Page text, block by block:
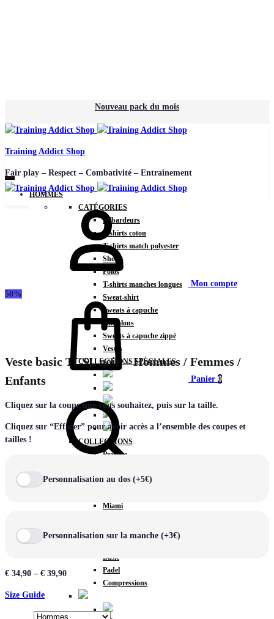
Nouveau pack du mois
Training Addict Shop
Fair play – Respect – Combativité – Entrainement
HOMMES
CATÉGORIES
Débardeurs
T-shirts coton
T-shirts match polyester
Shorts
Polos
T-shirts manches longues
Sweat-shirt
Sweats à capuche
Pantalons
Sweats à capuche zippé
Vestes
COLLECTIONS SPÉCIALES
COLLECTIONS
Prestige
TA Court
Miami
Victory
Basic
Padel
Compressions
Mon compte
Panier 0
50%
Veste basic TCSL noir – Hommes / Femmes /
Enfants
Cliquez sur la coupe que vous souhaitez, puis sur la taille.
Cliquez sur “Effacer” pour avoir accès a l’ensemble des coupes et
tailles !
Personnalisation au dos (+5€)
Personnalisation sur la manche (+3€)
€ 34,90 – € 39,90
Size Guide